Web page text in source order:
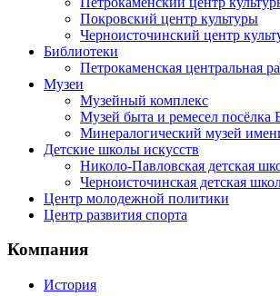
Покровский центр культуры
Черноисточинский центр
Библиотеки
Петрокаменская центральная
Музеи
Музейный комплекс
Музей быта и ремесел посёлка
Минералогический музей
Детские школы искусств
Николо-Павловская детская
Черноисточинская детская
Центр молодежной политики
Центр развития спорта
Компания
История